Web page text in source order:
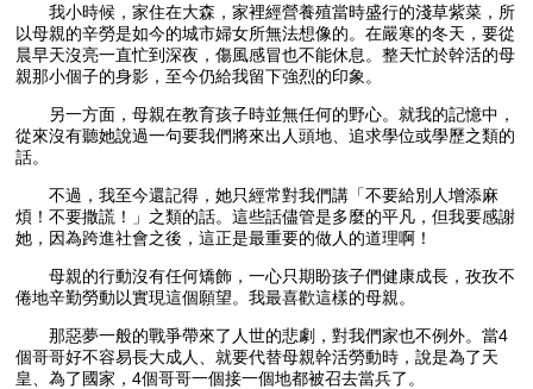
我小時候，家住在大森，家裡經營養殖當時盛行的淺草紫菜，所
以母親的辛勞是如今的城市婦女所無法想像的。在嚴寒的冬天，要從
晨早天沒亮一直忙到深夜，傷風感冒也不能休息。整天忙於幹活的母
親那小個子的身影，至今仍給我留下強烈的印象。
另一方面，母親在教育孩子時並無任何的野心。就我的記憶中，
從來沒有聽她說過一句要我們將來出人頭地、追求學位或學歷之類的
話。
不過，我至今還記得，她只經常對我們講「不要給別人增添麻
煩！不要撒謊！」之類的話。這些話儘管是多麼的平凡，但我要感謝
她，因為跨進社會之後，這正是最重要的做人的道理啊！
母親的行動沒有任何矯飾，一心只期盼孩子們健康成長，孜孜不
倦地辛勤勞動以實現這個願望。我最喜歡這樣的母親。
那惡夢一般的戰爭帶來了人世的悲劇，對我們家也不例外。當4
個哥哥好不容易長大成人、就要代替母親幹活勞動時，說是為了天
皇、為了國家，4個哥哥一個接一個地都被召去當兵了。